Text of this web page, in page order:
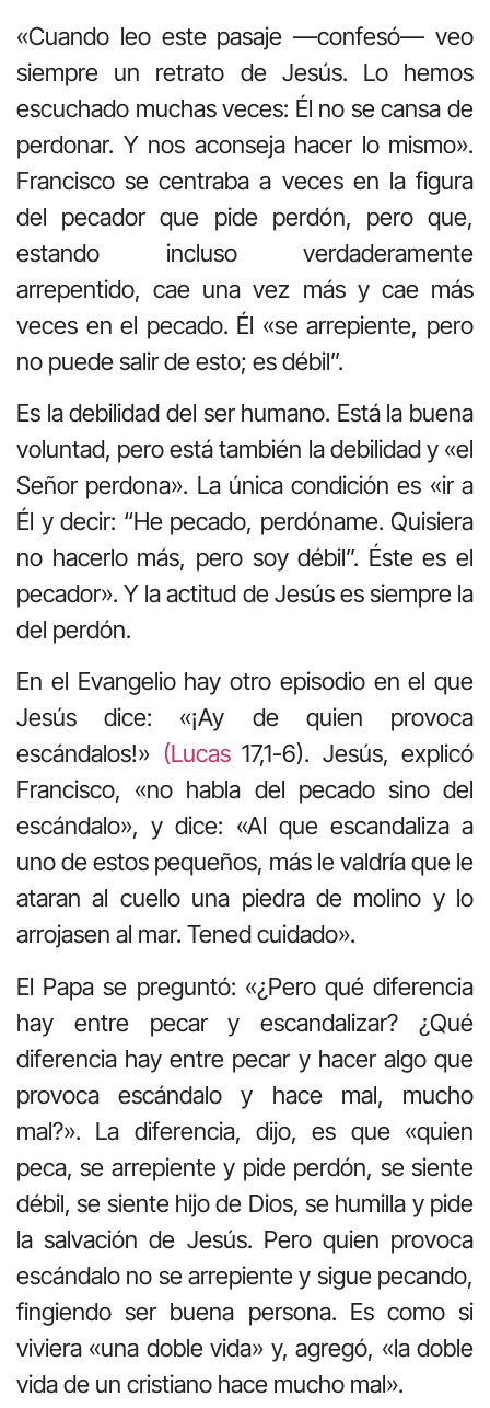
«Cuando leo este pasaje —confesó— veo
siempre un retrato de Jesús. Lo hemos
escuchado muchas veces: Él no se cansa de
perdonar. Y nos aconseja hacer lo mismo».
Francisco se centraba a veces en la figura
del pecador que pide perdón, pero que,
estando incluso verdaderamente
arrepentido, cae una vez más y cae más
veces en el pecado. Él «se arrepiente, pero
no puede salir de esto; es débil”.
Es la debilidad del ser humano. Está la buena
voluntad, pero está también la debilidad y «el
Señor perdona». La única condición es «ir a
Él y decir: “He pecado, perdóname. Quisiera
no hacerlo más, pero soy débil”. Éste es el
pecador». Y la actitud de Jesús es siempre la
del perdón.
En el Evangelio hay otro episodio en el que
Jesús dice: «¡Ay de quien provoca
escándalos!» (Lucas 17,1-6). Jesús, explicó
Francisco, «no habla del pecado sino del
escándalo», y dice: «Al que escandaliza a
uno de estos pequeños, más le valdría que le
ataran al cuello una piedra de molino y lo
arrojasen al mar. Tened cuidado».
El Papa se preguntó: «¿Pero qué diferencia
hay entre pecar y escandalizar? ¿Qué
diferencia hay entre pecar y hacer algo que
provoca escándalo y hace mal, mucho
mal?». La diferencia, dijo, es que «quien
peca, se arrepiente y pide perdón, se siente
débil, se siente hijo de Dios, se humilla y pide
la salvación de Jesús. Pero quien provoca
escándalo no se arrepiente y sigue pecando,
fingiendo ser buena persona. Es como si
viviera «una doble vida» y, agregó, «la doble
vida de un cristiano hace mucho mal».